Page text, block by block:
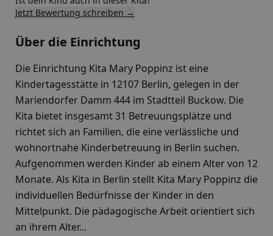
Jetzt Bewertung schreiben →
Über die Einrichtung
Die Einrichtung Kita Mary Poppinz ist eine
Kindertagesstätte in 12107 Berlin, gelegen in der
Mariendorfer Damm 444 im Stadtteil Buckow. Die
Kita bietet insgesamt 31 Betreuungsplätze und
richtet sich an Familien, die eine verlässliche und
wohnortnahe Kinderbetreuung in Berlin suchen.
Aufgenommen werden Kinder ab einem Alter von 12
Monate. Als Kita in Berlin stellt Kita Mary Poppinz die
individuellen Bedürfnisse der Kinder in den
Mittelpunkt. Die pädagogische Arbeit orientiert sich
an ihrem Alter...